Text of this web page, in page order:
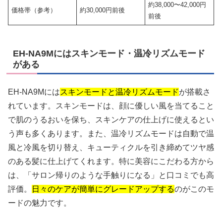
価格帯（参考） 約30,000円前後
約38,000〜42,000円
前後
EH-NA9Mにはスキンモード・温冷リズムモード
がある
EH-NA9Mにはスキンモードと温冷リズムモードが搭載さ
れています。スキンモードは、顔に優しい風を当てること
で肌のうるおいを保ち、スキンケアの仕上げに使えるとい
う声も多くあります。また、温冷リズムモードは自動で温
風と冷風を切り替え、キューティクルを引き締めてツヤ感
のある髪に仕上げてくれます。特に美容にこだわる方から
は、「サロン帰りのような手触りになる」と口コミでも高
評価。
日々のケアが簡単にグレードアップするのがこのモ
ードの魅力です。